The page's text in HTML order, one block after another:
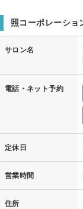
照コーポレーショ
サロン名
電話・ネット予約
定休日
営業時間
住所